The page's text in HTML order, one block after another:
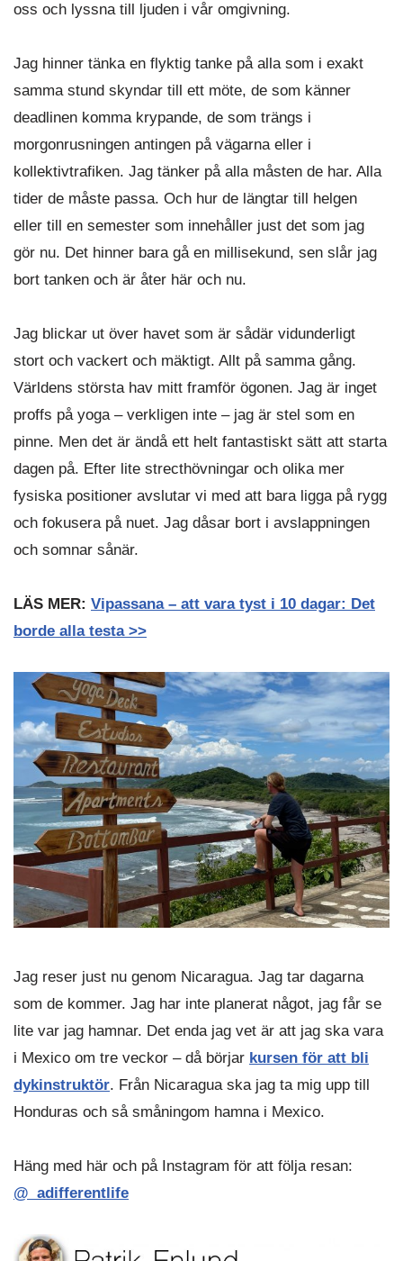
oss och lyssna till ljuden i vår omgivning.
Jag hinner tänka en flyktig tanke på alla som i exakt
samma stund skyndar till ett möte, de som känner
deadlinen komma krypande, de som trängs i
morgonrusningen antingen på vägarna eller i
kollektivtrafiken. Jag tänker på alla måsten de har. Alla
tider de måste passa. Och hur de längtar till helgen
eller till en semester som innehåller just det som jag
gör nu. Det hinner bara gå en millisekund, sen slår jag
bort tanken och är åter här och nu.
Jag blickar ut över havet som är sådär vidunderligt
stort och vackert och mäktigt. Allt på samma gång.
Världens största hav mitt framför ögonen. Jag är inget
proffs på yoga – verkligen inte – jag är stel som en
pinne. Men det är ändå ett helt fantastiskt sätt att starta
dagen på. Efter lite strecthövningar och olika mer
fysiska positioner avslutar vi med att bara ligga på rygg
och fokusera på nuet. Jag dåsar bort i avslappningen
och somnar sånär.
LÄS MER: Vipassana – att vara tyst i 10 dagar: Det
borde alla testa >>
Jag reser just nu genom Nicaragua. Jag tar dagarna
som de kommer. Jag har inte planerat något, jag får se
lite var jag hamnar. Det enda jag vet är att jag ska vara
i Mexico om tre veckor – då börjar kursen för att bli
dykinstruktör. Från Nicaragua ska jag ta mig upp till
Honduras och så småningom hamna i Mexico.
Häng med här och på Instagram för att följa resan:
@_adifferentlife